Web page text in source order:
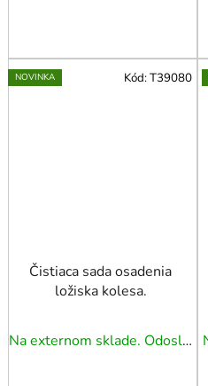
NOVINKA
Čistiaca sada osadenia
ložiska kolesa.
Na externom sklade. Odoslanie 3 - 5 prac. dní.
Kód:T39080